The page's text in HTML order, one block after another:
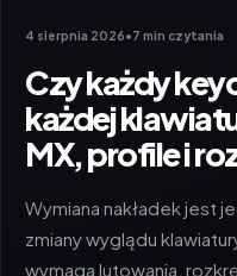
4 sierpnia 2026•7 min czytania
Czy każdy
każdej
MX, profile i
Wymiana nakładek jest
zmiany wyglądu
wymaga lutowania,